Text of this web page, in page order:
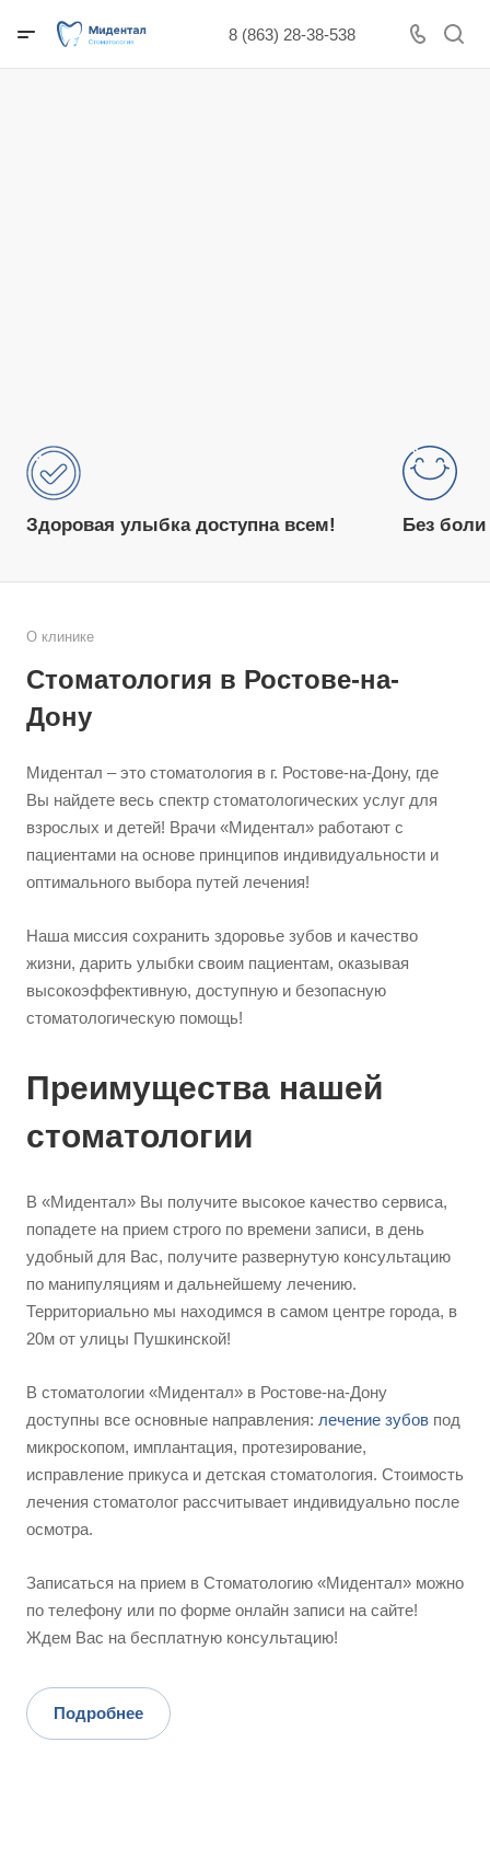
8 (863) 28-38-538
Здоровая улыбка доступна всем! Без
О клинике
Стоматология в Ростове-на-
Дону
Мидентал – это стоматология в г. Ростове-на-Дону, где
Вы найдете весь спектр стоматологических услуг для
взрослых и детей! Врачи «Мидентал» работают с
пациентами на основе принципов индивидуальности и
оптимального выбора путей лечения!
Наша миссия сохранить здоровье зубов и качество
жизни, дарить улыбки своим пациентам, оказывая
высокоэффективную, доступную и безопасную
стоматологическую помощь!
Преимущества нашей
стоматологии
В «Мидентал» Вы получите высокое качество сервиса,
попадете на прием строго по времени записи, в день
удобный для Вас, получите развернутую консультацию
по манипуляциям и дальнейшему лечению.
Территориально мы находимся в самом центре города, в
20м от улицы Пушкинской!
В стоматологии «Мидентал» в Ростове-на-Дону
доступны все основные направления: лечение зубов под
микроскопом, имплантация, протезирование,
исправление прикуса и детская стоматология. Стоимость
лечения стоматолог рассчитывает индивидуально после
осмотра.
Записаться на прием в Стоматологию «Мидентал» можно
по телефону или по форме онлайн записи на сайте!
Ждем Вас на бесплатную консультацию!
Подробнее